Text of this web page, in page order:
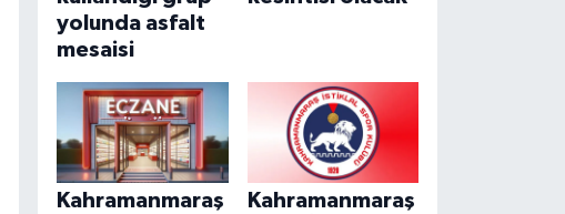
yolunda asfalt
mesaisi
Kahramanmaraş
Kahramanmaraş